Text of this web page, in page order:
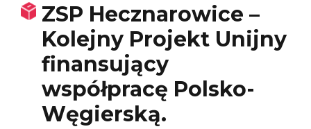
ZSP Hecznarowice –
Kolejny Projekt Unijny
finansujący
współpracę Polsko-
Węgierską.